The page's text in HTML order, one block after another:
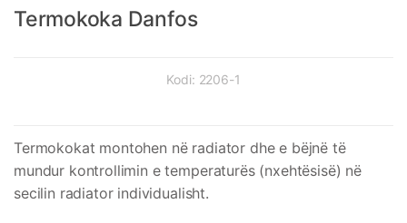
Termokoka Danfos
Kodi: 2206-1
Termokokat montohen në radiator dhe e bëjnë të
mundur kontrollimin e temperaturës (nxehtësisë) në
secilin radiator individualisht.